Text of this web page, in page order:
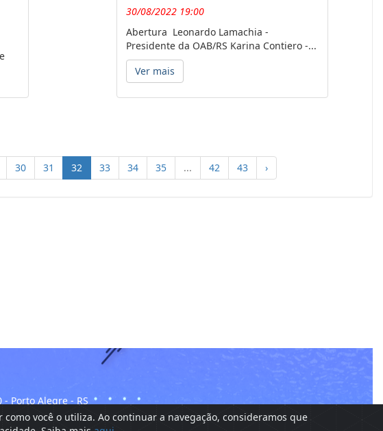
30/08/2022 19:00
Abertura Leonardo Lamachia -
Presidente da OAB/RS Karina Contiero -...
Ver mais
30 31 32 33 34 35 ... 42 43 ›
Porto Alegre - RS
RS
você o utiliza. Ao continuar a navegação, consideramos que